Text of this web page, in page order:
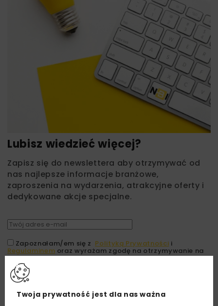
Lubisz wiedzieć więcej?
Zapisz się do newslettera aby otrzymywać od
nas najlepsze informacje branżowe,
zaproszenia na wydarzenia, atrakcyjne oferty i
dedykowane akcje specjalne.
Zapoznałam/em się z Polityką Prywatności i
Regulaminem oraz wyrażam zgodę na otrzymywanie na
podany przeze mnie adres e-mail korespondencji
handlowej w postaci newslettera.
ZAPISZ MNIE
Twoja prywatność jest dla nas ważna